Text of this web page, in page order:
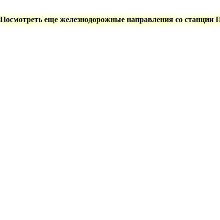
Посмотреть еще железнодорожные направления со станции